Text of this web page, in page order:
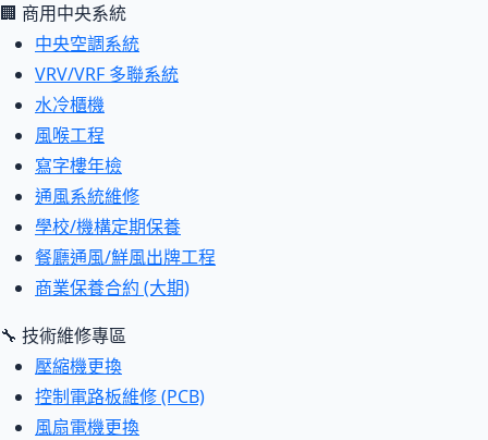
🏢 商用中央系統
中央空調系統
VRV/VRF 多聯系統
水冷櫃機
風喉工程
寫字樓年檢
通風系統維修
學校/機構定期保養
餐廳通風/鮮風出牌工程
商業保養合約 (大期)
🔧 技術維修專區
壓縮機更換
控制電路板維修 (PCB)
風扇電機更換